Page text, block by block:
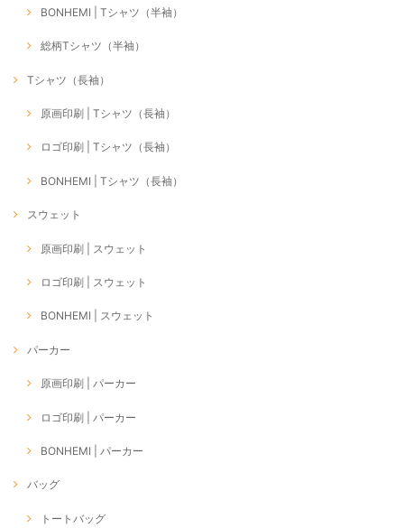
BONHEMI | Tシャツ（半袖）
総柄Tシャツ（半袖）
Tシャツ（長袖）
原画印刷 | Tシャツ（長袖）
ロゴ印刷 | Tシャツ（長袖）
BONHEMI | Tシャツ（長袖）
スウェット
原画印刷 | スウェット
ロゴ印刷 | スウェット
BONHEMI | スウェット
パーカー
原画印刷 | パーカー
ロゴ印刷 | パーカー
BONHEMI | パーカー
バッグ
トートバッグ